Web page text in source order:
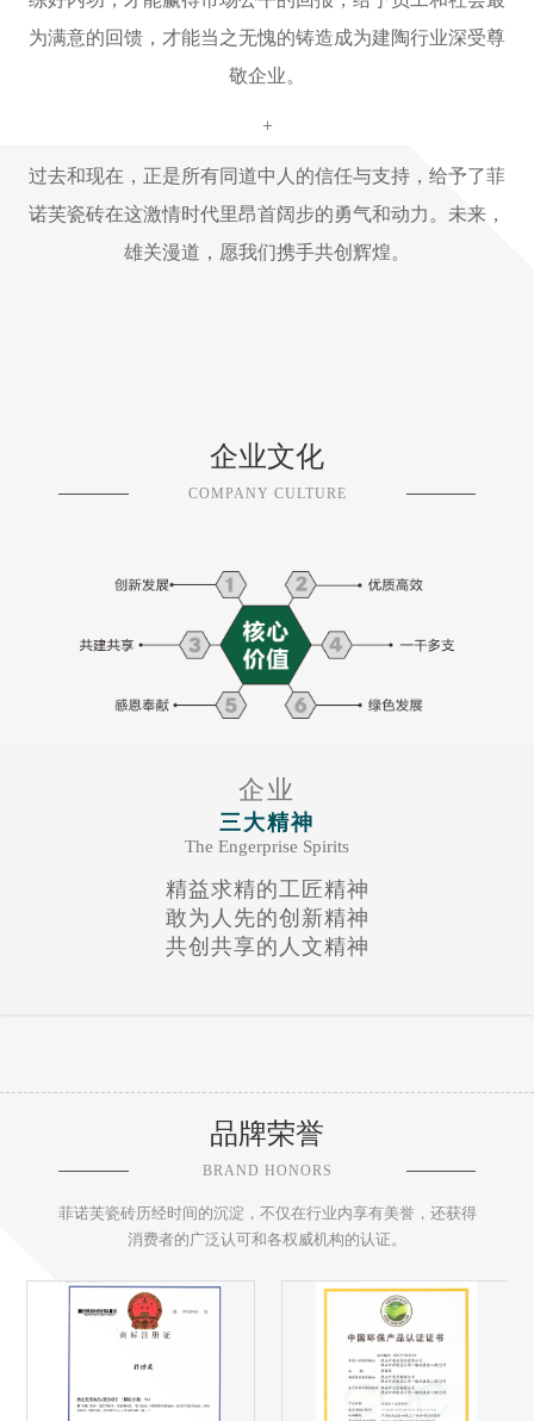
为满意的回馈，才能当之无愧的铸造成为建陶行业深受尊
敬企业。
+
过去和现在，正是所有同道中人的信任与支持，给予了菲
诺芙瓷砖在这激情时代里昂首阔步的勇气和动力。未来，
雄关漫道，愿我们携手共创辉煌。
企业文化
COMPANY CULTURE
企业
三大精神
The Engerprise Spirits
精益求精的工匠精神
敢为人先的创新精神
共创共享的人文精神
品牌荣誉
BRAND HONORS
菲诺芙瓷砖历经时间的沉淀，不仅在行业内享有美誉，还获得
消费者的广泛认可和各权威机构的认证。